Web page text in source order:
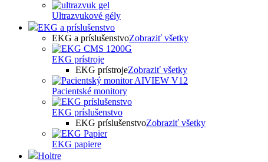
Ultrazvukové gély
EKG a príslušenstvo
EKG a príslušenstvoZobraziť všetky
EKG prístroje
EKG prístrojeZobraziť všetky
Pacientské monitory
EKG príslušenstvo
EKG príslušenstvoZobraziť všetky
EKG papiere
Holtre